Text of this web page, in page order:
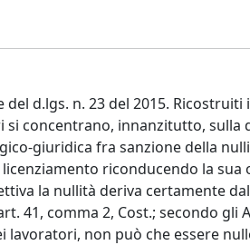
d.lgs. n. 23 del 2015.
concentrano, innanzitutto, sulla
giuridica fra sanzione della
riconducendo la sua
la nullità deriva certamente
41, comma 2, Cost.; secondo gli
lavoratori, non può che essere